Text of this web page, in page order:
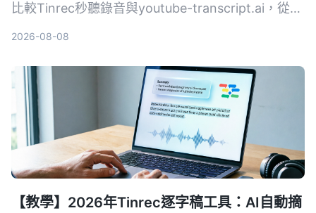
比較Tinrec秒聽錄音與youtube-transcript.ai，從轉
2026-08-08
【教學】2026年Tinrec逐字稿工具：AI自動摘